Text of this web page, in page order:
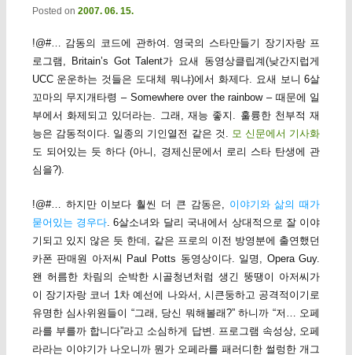
Posted on 2007. 06. 15.
!@#… 감동의 코드에 관하여. 영국의 스타만들기 장기자랑 프
로그램, Britain’s Got Talent가 요새 동영상클립계(낮간지럽게
UCC 운운하는 것들은 도대체 뭐냐)에서 화제다. 요새 보니 6살
꼬마의 무지개타령 – Somewhere over the rainbow – 때문에 일
부에서 화제되고 있더라는. 그래, 재능 좋지. 훌륭한 천부적 재
능은 감동적이다. 일종의 기인열전 같은 것.
모 신문에서 기사화
도 되어있는 듯 하다 (아니, 경제신문에서 로리 스타 탄생에 관
심을?).
!@#… 하지만 이보다 훨씬 더 큰 감동은, 이야기와 삶의 때가
묻어있는 경우다. 6살소녀와 달리 국내에서 상대적으로 잘 이야
기되고 있지 않은 듯 한데, 같은 프로의 이전 방영분에 출연했던
카폰 판매원 아저씨 Paul Potts 동영상이다. 일명, Opera Guy.
왠 허름한 차림의 순박한 시골청년처럼 생긴 뚱땡이 아저씨가
이 장기자랑 코너 1차 예선에 나와서, 시큰둥하고 공격적이기로
유명한 심사위원들이 “그래, 당신 뭐해볼래?” 하니까 “저… 오페
라를 부를까 합니다”라고 소심하게 답변. 프로그램 속성상, 오페
라라는 이야기가 나오니까 뭔가 오페라를 패러디한 썰렁한 개그